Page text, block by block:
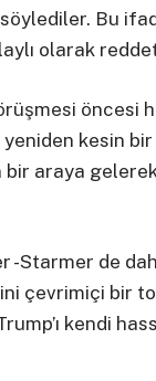
Bu
olarak
öncesi
yeniden kesin
bir araya
-Starmer de
çevrimiçi bir
kendi